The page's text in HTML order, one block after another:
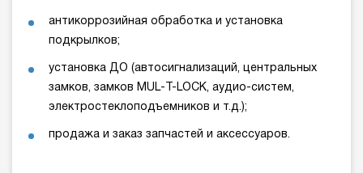
антикоррозийная обработка и установка
подкрылков;
установка ДО (автосигнализаций, центральных
замков, зaмков MUL-T-LOCK, аудио-систем,
электростеклоподъемников и т.д.);
продажа и заказ запчастей и аксессуаров.